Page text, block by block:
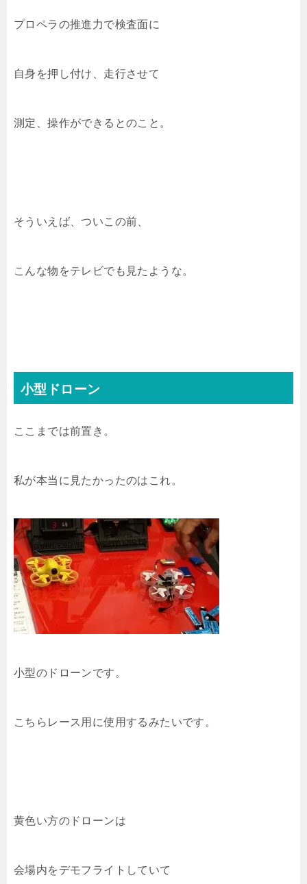
プロペラの推進力で検査面に
自身を押し付け、走行させて
測定、操作ができるとのこと。
そういえば、ついこの前、
こんな物をテレビでも見たような。
小型ドローン
ここまでは前置き。
私が本当に見たかったのはこれ。
小型のドローンです。
こちらレース用に使用するみたいです。
黄色い方のドローンは
会場内をデモフライトしていて